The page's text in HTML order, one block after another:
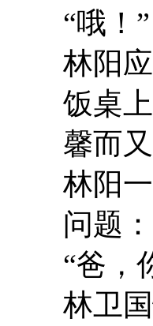
“哦！”
林阳
饭桌
馨而又
林阳
问题：
“爸，
林卫